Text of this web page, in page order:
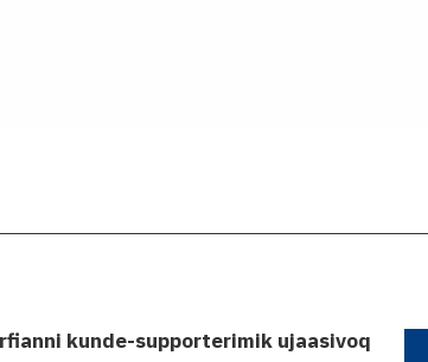
kunde-supporterimik ujaasivoq